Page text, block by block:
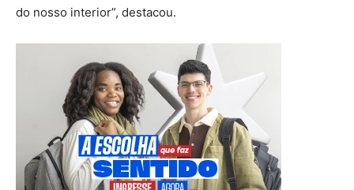
do nosso interior”, destacou.